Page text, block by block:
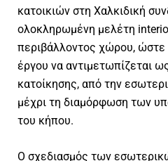
κατοικιών στη Χαλκιδική
ολοκληρωμένη μελέτη
περιβάλλοντος χώρου, ώστε
έργου να αντιμετωπίζεται
κατοίκησης, από την
μέχρι τη διαμόρφωση των
του κήπου.
Ο σχεδιασμός των